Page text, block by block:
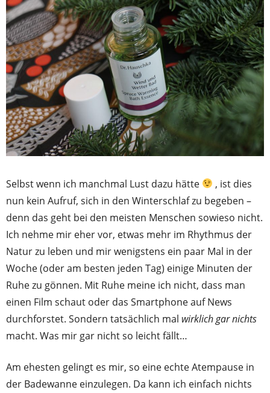
Selbst wenn ich manchmal Lust dazu hätte
, ist dies
nun kein Aufruf, sich in den Winterschlaf zu begeben –
denn das geht bei den meisten Menschen sowieso nicht.
Ich nehme mir eher vor, etwas mehr im Rhythmus der
Natur zu leben und mir wenigstens ein paar Mal in der
Woche (oder am besten jeden Tag) einige Minuten der
Ruhe zu gönnen. Mit Ruhe meine ich nicht, dass man
einen Film schaut oder das Smartphone auf News
durchforstet. Sondern tatsächlich mal wirklich gar nichts
macht. Was mir gar nicht so leicht fällt…
Am ehesten gelingt es mir, so eine echte Atempause in
der Badewanne einzulegen. Da kann ich einfach nichts